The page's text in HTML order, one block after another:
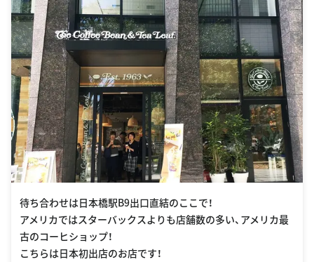
待ち合わせは日本橋駅B9出口直結のここで！
アメリカではスターバックスよりも店舗数の多い、アメリカ最
古のコーヒショップ！
こちらは日本初出店のお店です！